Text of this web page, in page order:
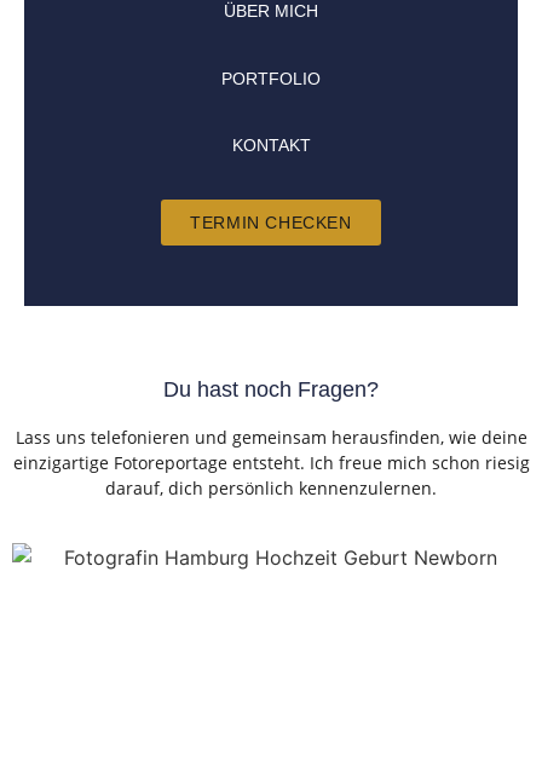
ÜBER MICH
PORTFOLIO
KONTAKT
TERMIN CHECKEN
Du hast noch Fragen?
Lass uns telefonieren und gemeinsam herausfinden, wie deine
einzigartige Fotoreportage entsteht. Ich freue mich schon riesig
darauf, dich persönlich kennenzulernen.